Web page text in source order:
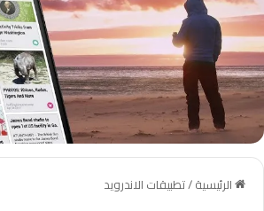
الرئيسية/تطبيقات الاندرويد